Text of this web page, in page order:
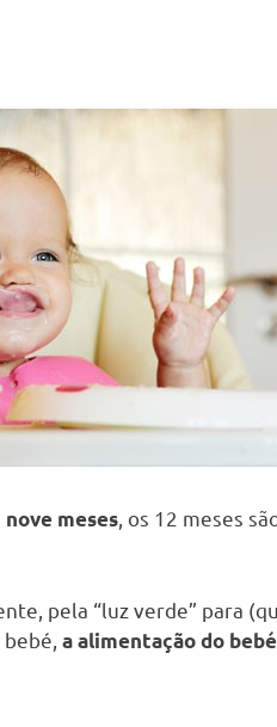
nove meses, os 12 meses
pela “luz verde” para
a alimentação do